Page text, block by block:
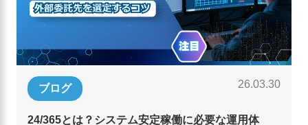
ブログ 26.03.30
24/365とは？システム安定稼働に必要な運用体